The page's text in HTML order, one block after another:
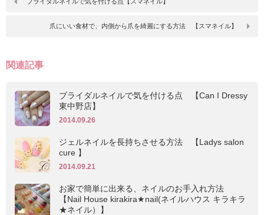
爪にいい食材で、内側から爪を綺麗にする方法 【スマネイル】
関連記事
ブライダルネイルで気を付ける点 【Can I Dressy
東中野店】
2014.09.26
ジェルネイルを長持ちさせる方法 【Ladys salon
cure 】
2014.09.21
お家で簡単に出来る、ネイルのお手入れ方法
【Nail House kirakira★nail(ネイルハウス キラキラ
★ネイル）】